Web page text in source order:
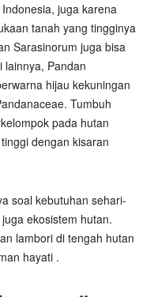
juga karena
tanah yang tingginya
Sarasinorum juga bisa
lainnya, Pandan
hijau kekuningan
Tumbuh
pada hutan
dengan kisaran
soal kebutuhan sehari-
ekosistem hutan.
lambori di tengah hutan
hayati .